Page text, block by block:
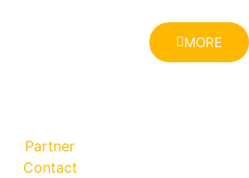
MORE
Partner
Contact